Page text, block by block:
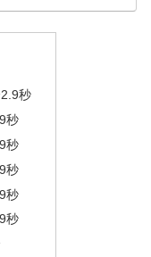
秒
秒
秒
秒
秒
秒